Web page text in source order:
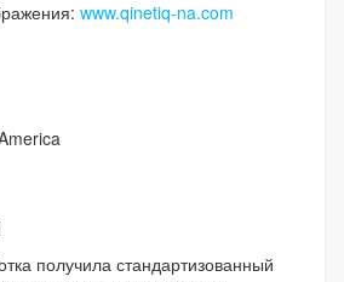
www.qinetiq-na.com
получила стандартизованный